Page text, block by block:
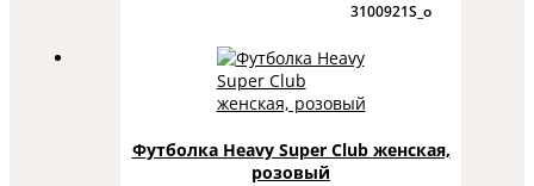
3100921S_o
Футболка Heavy Super Club женская,
розовый